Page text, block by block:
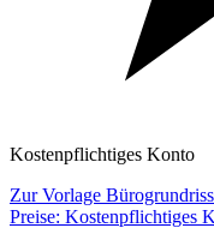
Kostenpflichtiges Konto
Zur Vorlage
Preise: Kostenpflichtiges